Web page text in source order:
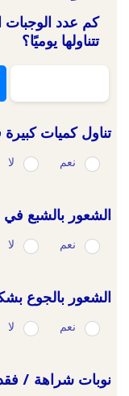
كم عدد الوجبات
تتناولها يوميًا؟
تناول كميات
نعم لا
الشعور بالشبع في
نعم لا
الشعور بالجوع
نعم لا
نوبات شراهة /